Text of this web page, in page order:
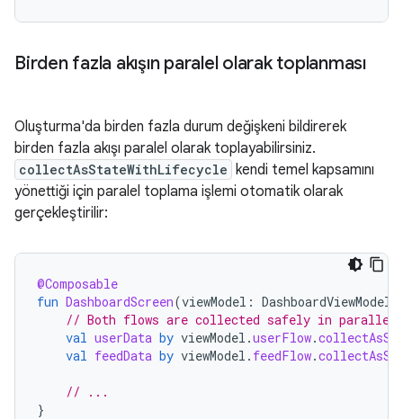
Birden fazla akışın paralel olarak toplanması
Oluşturma'da birden fazla durum değişkeni bildirerek
birden fazla akışı paralel olarak toplayabilirsiniz.
collectAsStateWithLifecycle kendi temel kapsamını
yönettiği için paralel toplama işlemi otomatik olarak
gerçekleştirilir:
@Composable
fun DashboardScreen(viewModel : DashboardViewModel
// Both flows are collected safely in parallel
val userData by viewModel .userFlow.
val feedData by viewModel . feedFlow.
// ...
}